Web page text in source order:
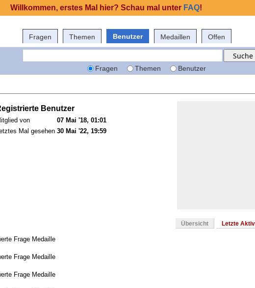
Fragen Themen Benutzer Medaillen Offen
Fragen Themen Benutzer
Benutzer
von
07 Mai '18, 01:01
Mal gesehen 30 Mai '22, 19:59
Übersicht Letzte
Frage Medaille
Frage Medaille
Frage Medaille
Willkommen, erstes Mal hier? Schau mal unter FAQ!